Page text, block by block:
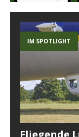
IM SPOTLIGHT